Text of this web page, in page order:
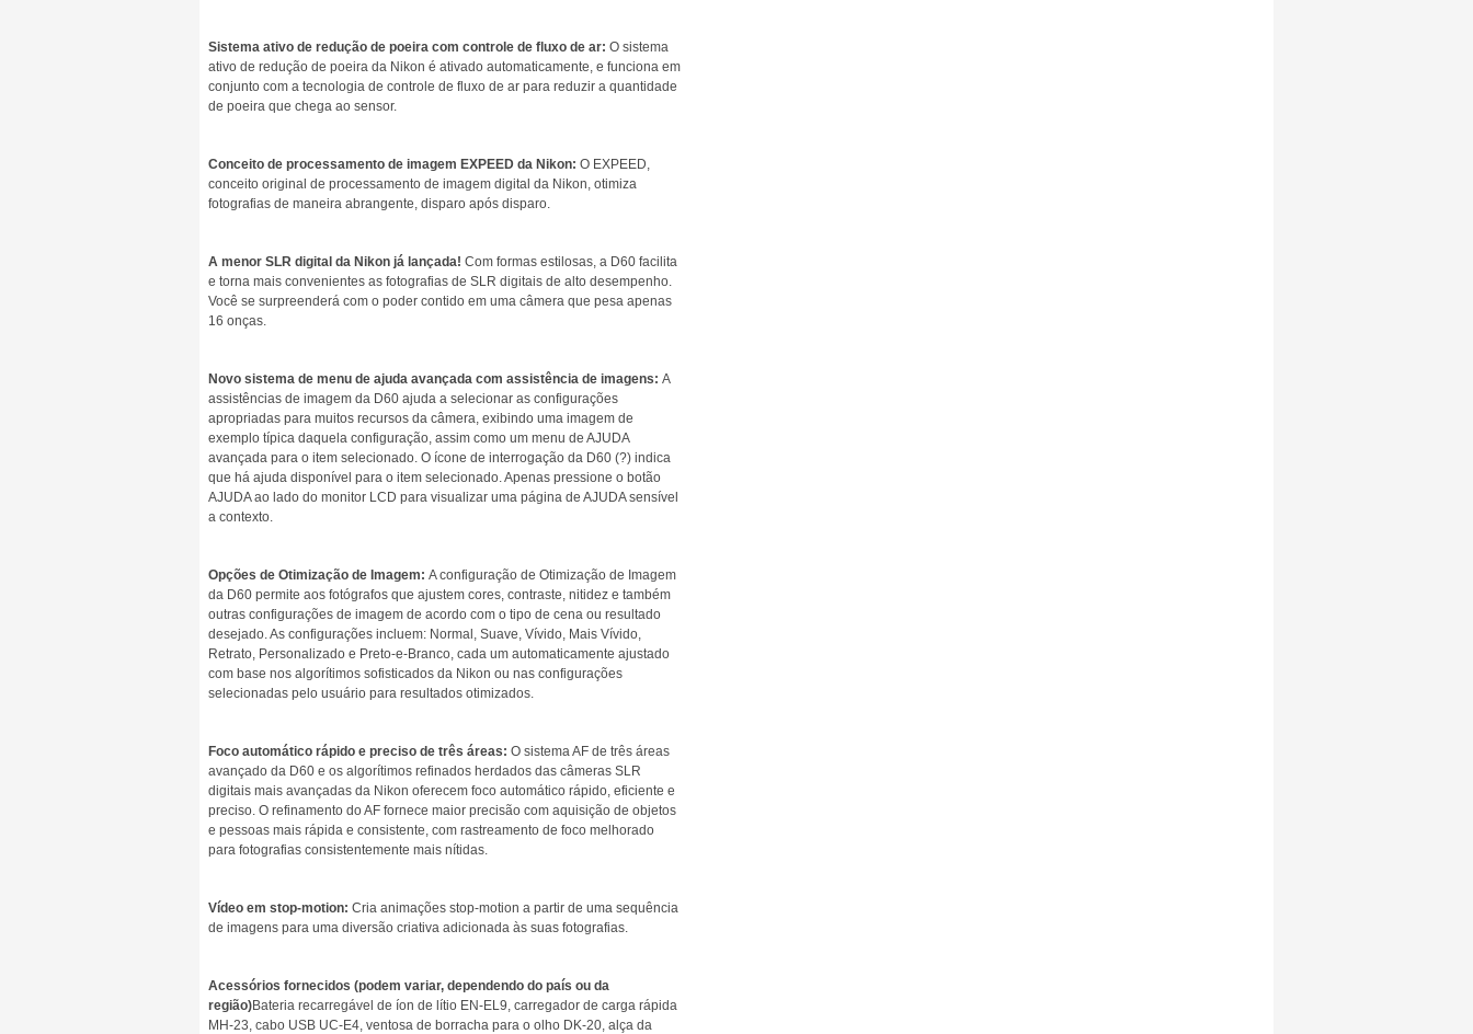
Sistema ativo de redução de poeira com controle de fluxo de ar: O sistema
ativo de redução de poeira da Nikon é ativado automaticamente, e funciona em
conjunto com a tecnologia de controle de fluxo de ar para reduzir a quantidade
de poeira que chega ao sensor.
Conceito de processamento de imagem EXPEED da Nikon: O EXPEED,
conceito original de processamento de imagem digital da Nikon, otimiza
fotografias de maneira abrangente, disparo após disparo.
A menor SLR digital da Nikon já lançada! Com formas estilosas, a D60 facilita
e torna mais convenientes as fotografias de SLR digitais de alto desempenho.
Você se surpreenderá com o poder contido em uma câmera que pesa apenas
16 onças.
Novo sistema de menu de ajuda avançada com assistência de imagens: A
assistências de imagem da D60 ajuda a selecionar as configurações
apropriadas para muitos recursos da câmera, exibindo uma imagem de
exemplo típica daquela configuração, assim como um menu de AJUDA
avançada para o item selecionado. O ícone de interrogação da D60 (?) indica
que há ajuda disponível para o item selecionado. Apenas pressione o botão
AJUDA ao lado do monitor LCD para visualizar uma página de AJUDA sensível
a contexto.
Opções de Otimização de Imagem: A configuração de Otimização de Imagem
da D60 permite aos fotógrafos que ajustem cores, contraste, nitidez e também
outras configurações de imagem de acordo com o tipo de cena ou resultado
desejado. As configurações incluem: Normal, Suave, Vívido, Mais Vívido,
Retrato, Personalizado e Preto-e-Branco, cada um automaticamente ajustado
com base nos algorítimos sofisticados da Nikon ou nas configurações
selecionadas pelo usuário para resultados otimizados.
Foco automático rápido e preciso de três áreas: O sistema AF de três áreas
avançado da D60 e os algorítimos refinados herdados das câmeras SLR
digitais mais avançadas da Nikon oferecem foco automático rápido, eficiente e
preciso. O refinamento do AF fornece maior precisão com aquisição de objetos
e pessoas mais rápida e consistente, com rastreamento de foco melhorado
para fotografias consistentemente mais nítidas.
Vídeo em stop-motion: Cria animações stop-motion a partir de uma sequência
de imagens para uma diversão criativa adicionada às suas fotografias.
Acessórios fornecidos (podem variar, dependendo do país ou da
região)Bateria recarregável de íon de lítio EN-EL9, carregador de carga rápida
MH-23, cabo USB UC-E4, ventosa de borracha para o olho DK-20, alça da